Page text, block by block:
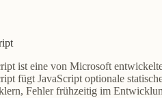
ist eine von Microsoft
fügt JavaScript optionale
Fehler frühzeitig im